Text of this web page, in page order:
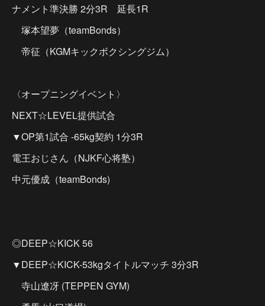
ナメント準決勝 2分3R 延長1R
塚本望夢（teamBonds）
帝征（KGMキックボクシングジム）
〈オープニングイベント〉
NEXT☆LEVEL提供試合
▼OP第1試合 -65kg契約 1分3R
電王おじさん（NJKF心将塾）
中元優成（teamBonds)
◎DEEP☆KICK 56
▼DEEP☆KICK-53kgタイトルマッチ 3分3R
寺山遼冴 (TEPPEN GYM)